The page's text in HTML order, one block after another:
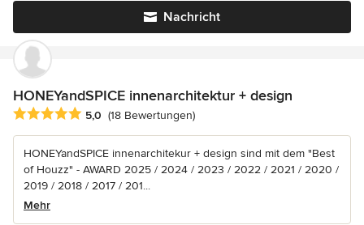
Nachricht
HONEYandSPICE innenarchitektur + design
Durchschnittliche Bewertung: 5 von 5 Sternen
5,0 (18 Bewertungen)
HONEYandSPICE innenarchitekur + design sind mit dem "Best
of Houzz" - AWARD 2025 / 2024 / 2023 / 2022 / 2021 / 2020 /
2019 / 2018 / 2017 / 201...
Mehr